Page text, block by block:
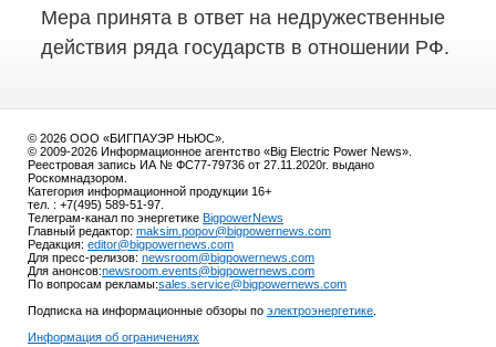
Мера принята в ответ на недружественные
действия ряда государств в отношении РФ.
© 2026 ООО «БИГПАУЭР НЬЮС».
© 2009-2026 Информационное агентство «Big Electric Power News».
Реестровая запись ИА № ФС77-79736 от 27.11.2020г. выдано
Роскомнадзором.
Категория информационной продукции 16+
тел. : +7(495) 589-51-97.
Телеграм-канал по энергетике BigpowerNews
Главный редактор: maksim.popov@bigpowernews.com
Редакция: editor@bigpowernews.com
Для пресс-релизов: newsroom@bigpowernews.com
Для анонсов:newsroom.events@bigpowernews.com
По вопросам рекламы:sales.service@bigpowernews.com
Подписка на информационные обзоры по электроэнергетике
Информация об ограничениях